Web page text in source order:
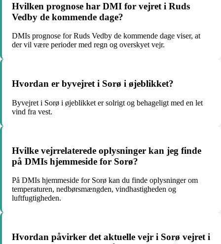
Hvilken prognose har DMI for vejret i Ruds
Vedby de kommende dage?
DMIs prognose for Ruds Vedby de kommende dage viser, at
der vil være perioder med regn og overskyet vejr.
Hvordan er byvejret i Sorø i øjeblikket?
Byvejret i Sorø i øjeblikket er solrigt og behageligt med en let
vind fra vest.
Hvilke vejrrelaterede oplysninger kan jeg finde
på DMIs hjemmeside for Sorø?
På DMIs hjemmeside for Sorø kan du finde oplysninger om
temperaturen, nedbørsmængden, vindhastigheden og
luftfugtigheden.
Hvordan påvirker det aktuelle vejr i Sorø vejret i